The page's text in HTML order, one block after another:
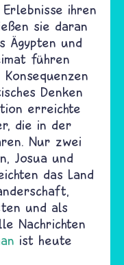
ihren
sie daran
Ägypten und
führen
Denken
erreichte
die in der
Nur zwei
Josua und
das Land
und als
Nachrichten
ist heute